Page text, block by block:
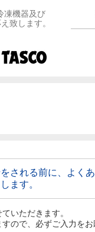
凍機器及び
致します。
される前に、よく
ます。
いただきます。
ので、必ずご入力を